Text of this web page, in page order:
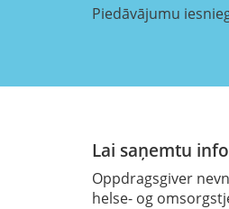
Piedāvājumu
Lai saņemtu
Oppdragsgiver
helse- og